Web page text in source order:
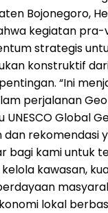
Bojonegoro,
kegiatan pra-
strategis
konstruktif
“Ini
perjalanan
UNESCO Global
dan rekomendasi
bagi kami untuk
kawasan,
lokal